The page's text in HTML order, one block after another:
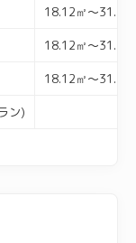
18.12㎡～31.32
18.12㎡～31.32
18.12㎡～31.32
ン)